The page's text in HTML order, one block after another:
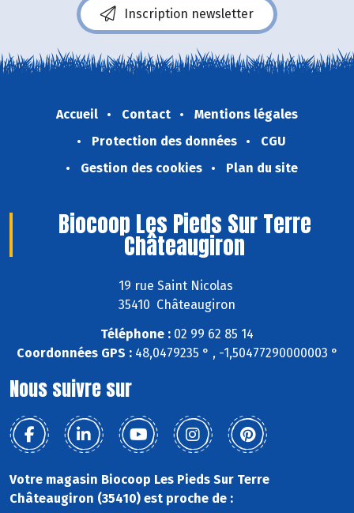
Inscription newsletter
Accueil Contact
Mentions légales
Protection des données
CGU
Gestion des cookies
Plan du site
Biocoop Les Pieds Sur Terre
Châteaugiron
19 rue Saint Nicolas
35410 Châteaugiron
Téléphone : 02 99 62 85 14
Coordonnées GPS :48,0479235 ° , -1,50477290000003 °
Nous suivre sur
Votre magasin Biocoop Les Pieds Sur Terre
Châteaugiron (35410) est proche de :